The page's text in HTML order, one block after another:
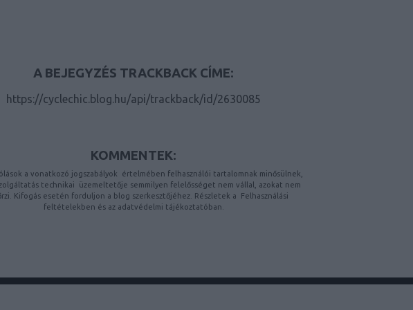
A BEJEGYZÉS TRACKBACK CÍME:
https://cyclechic.blog.hu/api/trackback/id/2630085
KOMMENTEK:
a vonatkozó jogszabályok értelmében felhasználói tartalomnak minősülnek,
technikai üzemeltetője semmilyen felelősséget nem vállal, azokat nem
Kifogás esetén forduljon a blog szerkesztőjéhez. Részletek a Felhasználási
feltételekben és az adatvédelmi tájékoztatóban